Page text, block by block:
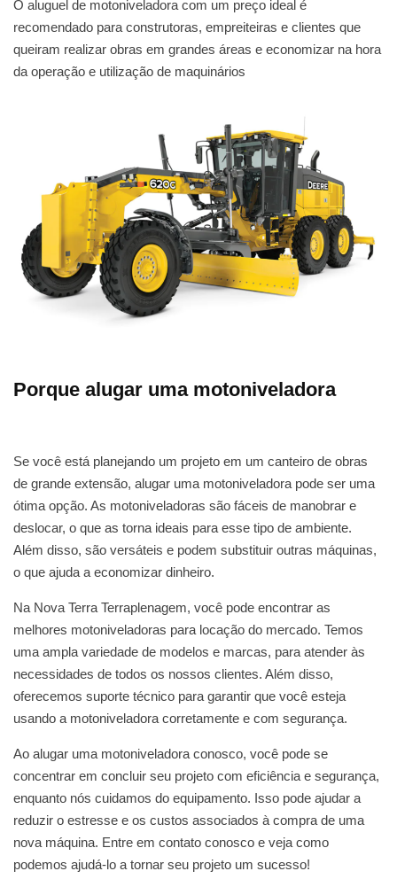
O aluguel de motoniveladora com um preço ideal é
recomendado para construtoras, empreiteiras e clientes que
queiram realizar obras em grandes áreas e economizar na hora
da operação e utilização de maquinários
Porque alugar uma motoniveladora
Se você está planejando um projeto em um canteiro de obras
de grande extensão, alugar uma motoniveladora pode ser uma
ótima opção. As motoniveladoras são fáceis de manobrar e
deslocar, o que as torna ideais para esse tipo de ambiente.
Além disso, são versáteis e podem substituir outras máquinas,
o que ajuda a economizar dinheiro.
Na Nova Terra Terraplenagem, você pode encontrar as
melhores motoniveladoras para locação do mercado. Temos
uma ampla variedade de modelos e marcas, para atender às
necessidades de todos os nossos clientes. Além disso,
oferecemos suporte técnico para garantir que você esteja
usando a motoniveladora corretamente e com segurança.
Ao alugar uma motoniveladora conosco, você pode se
concentrar em concluir seu projeto com eficiência e segurança,
enquanto nós cuidamos do equipamento. Isso pode ajudar a
reduzir o estresse e os custos associados à compra de uma
nova máquina. Entre em contato conosco e veja como
podemos ajudá-lo a tornar seu projeto um sucesso!